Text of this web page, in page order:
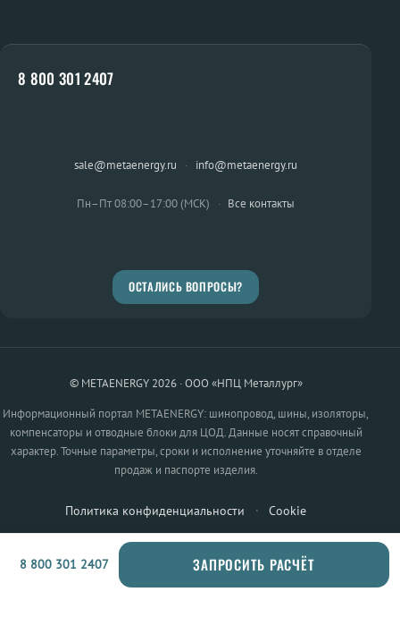
8 800 301 2407
sale@metaenergy.ru · info@metaenergy.ru
Пн–Пт 08:00–17:00 (МСК) · Все контакты
ОСТАЛИСЬ ВОПРОСЫ?
© METAENERGY 2026 · ООО «НПЦ Металлург»
Информационный портал METAENERGY: шинопровод, шины, изоляторы,
компенсаторы и отводные блоки для ЦОД. Данные носят справочный
характер. Точные параметры, сроки и исполнение уточняйте в отделе
продаж и паспорте изделия.
Политика конфиденциальности · Cookie
8 800 301 2407 ЗАПРОСИТЬ РАСЧЁТ